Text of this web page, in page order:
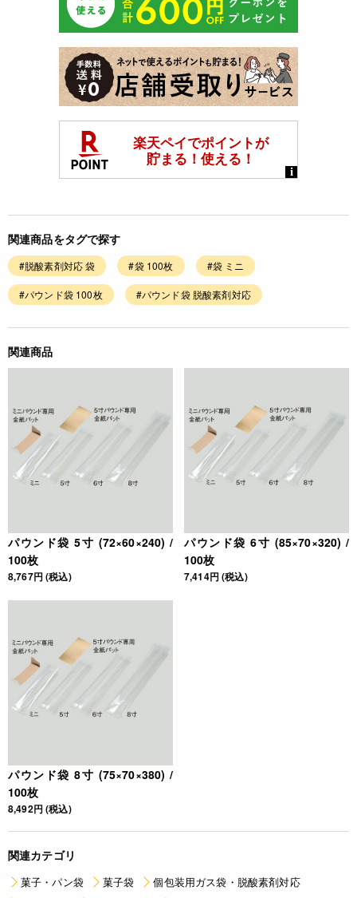
関連商品をタグで探す
#脱酸素剤対応 袋 #袋 100枚 #袋 ミニ
#パウンド袋 100枚 #パウンド袋 脱酸素剤対応
関連商品
パウンド袋 5寸 (72×60×240) /
100枚
8,767円 (税込)
パウンド袋 6寸 (85×70×320) /
100枚
7,414円 (税込)
パウンド袋 8寸 (75×70×380) /
100枚
8,492円 (税込)
関連カテゴリ
菓子・パン袋 菓子袋
個包装用ガス袋・脱酸素剤対応